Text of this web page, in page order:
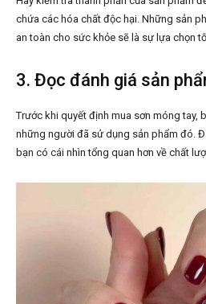
chứa các hóa chất độc hại. Những sản
an toàn cho sức khỏe sẽ là sự lựa chọn
3. Đọc đánh giá sản
Trước khi quyết định mua sơn móng tay,
những người đã sử dụng sản phẩm đó.
bạn có cái nhìn tổng quan hơn về chất